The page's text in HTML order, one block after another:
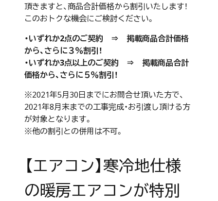
頂きますと、商品合計価格から割引いたします！
このおトクな機会にご検討ください。
・いずれか2点のご契約 ⇒ 掲載商品合計価格
から、さらに３％割引！
・いずれか3点以上のご契約 ⇒ 掲載商品合計
価格から、さらに５％割引！
※2021年5月30日までにお問合せ頂いた方で、
2021年8月末までの工事完成・お引渡し頂ける方
が対象となります。
※他の割引との併用は不可。
【エアコン】寒冷地仕様
の暖房エアコンが特別